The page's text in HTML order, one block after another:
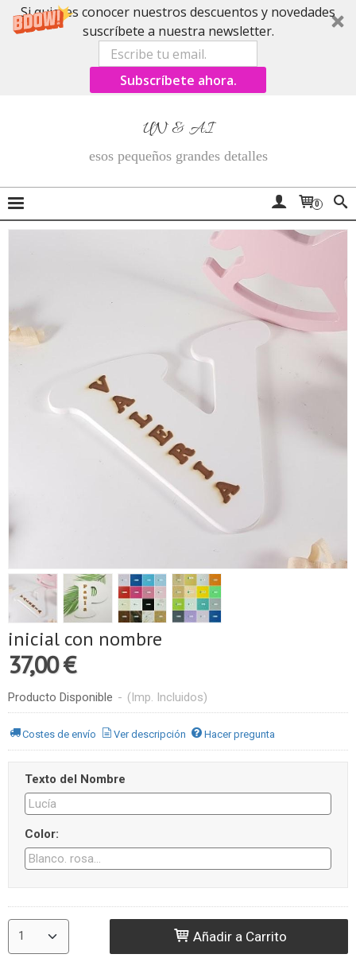
Si quieres conocer nuestros descuentos y novedades
suscríbete a nuestra newsletter.
Subscríbete ahora.
UN & AI
esos pequeños grandes detalles
0
inicial con nombre
37,00 €
Producto Disponible - (Imp. Incluidos)
Costes de envío Ver descripción Hacer pregunta
Texto del Nombre
Color:
Añadir a Carrito